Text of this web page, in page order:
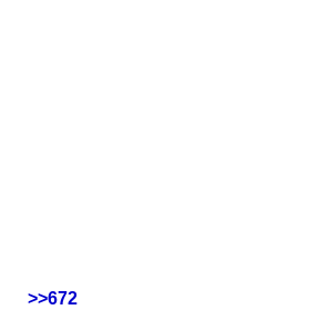
>>672